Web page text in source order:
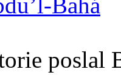
poslal